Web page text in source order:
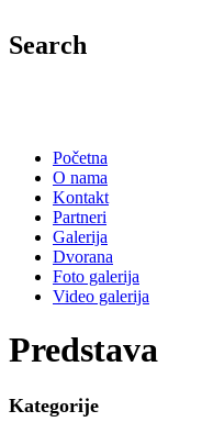
Search
Početna
O nama
Kontakt
Partneri
Galerija
Dvorana
Foto galerija
Video galerija
Predstava
Kategorije